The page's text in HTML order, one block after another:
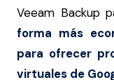
Veeam Backup
forma más
para ofrecer
virtuales de